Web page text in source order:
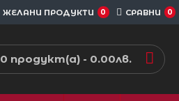
ЖЕЛАНИ ПРОДУКТИ 0 СРАВНИ 0
0 продукт(а) - 0.00лв.